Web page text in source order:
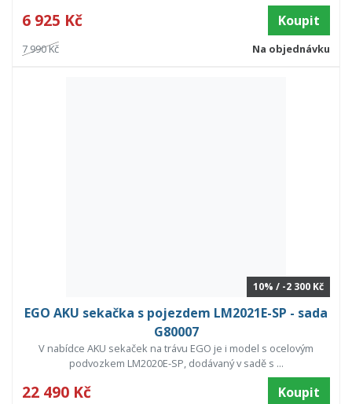
6 925 Kč Koupit
7 990 Kč Na objednávku
10% / -2 300 Kč
EGO AKU sekačka s pojezdem LM2021E-SP - sada
G80007
V nabídce AKU sekaček na trávu EGO je i model s ocelovým
podvozkem LM2020E-SP, dodávaný v sadě s ...
22 490 Kč Koupit